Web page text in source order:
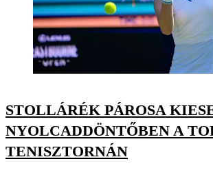
STOLLÁRÉK PÁROSA
NYOLCADDÖNTŐBEN A
TENISZTORNÁN